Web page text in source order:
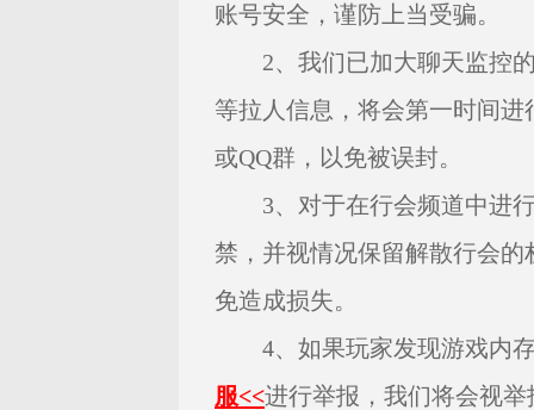
账号安全，谨防上当受骗。
2、我们已加大聊天监控的
等拉人信息，将会第一时间
或QQ群，以免被误封。
3、对于在行会频道中进行
禁，并视情况保留解散行会
免造成损失。
4、如果玩家发现游戏内存
服<<进行举报，我们将会视